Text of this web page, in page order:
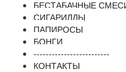
БЕСТАБАЧНЫЕ
СИГАРИЛЛЫ
ПАПИРОСЫ
БОНГИ
-------------------------
КОНТАКТЫ